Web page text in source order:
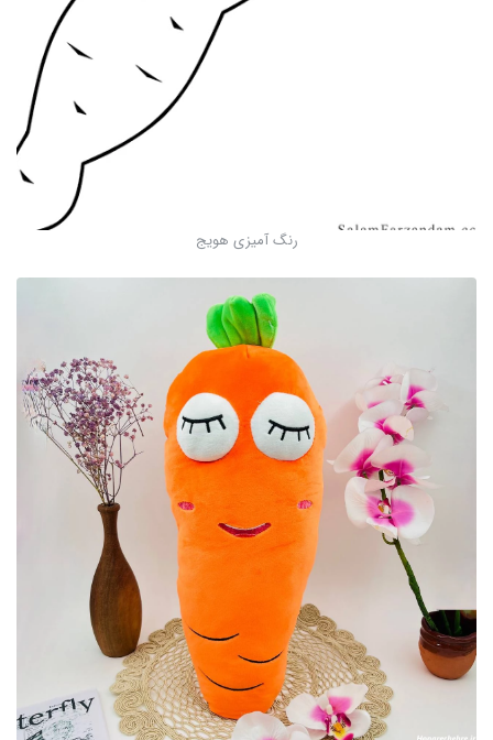
رنگ آمیزی هویج